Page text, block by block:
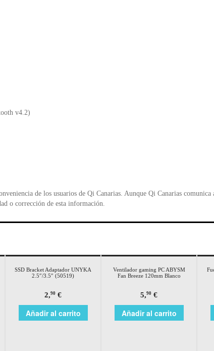
v4.2)
de los usuarios de Qi Canarias. Aunque Qi Canarias
o corrección de esta información.
SSD Bracket Adaptador UNYKA
2.5″/3.5″ (50519)
2,90 €
Añadir al carrito
Ventilador gaming PC ABYSM
Fan Breeze 120mm Blanco
5,90 €
Añadir al carrito